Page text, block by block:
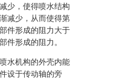
少，使得喷水结构
减少，从而使得第
件形成的阻力大于
件形成的阻力。
水机构的外壳内能
设于传动轴的旁